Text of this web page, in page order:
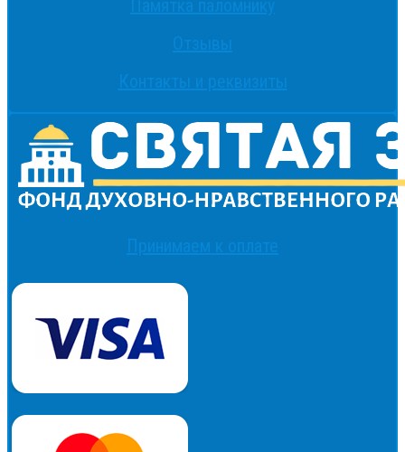
Памятка паломнику
Отзывы
Контакты и реквизиты
Принимаем к оплате